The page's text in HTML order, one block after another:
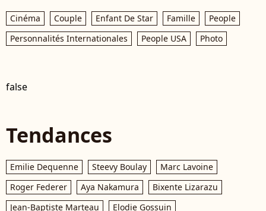
Cinéma Couple Enfant De Star Famille
People
Personnalités Internationales
People USA Photo
false
Tendances
Emilie Dequenne Steevy Boulay
Marc Lavoine
Roger Federer
Aya Nakamura
Bixente Lizarazu
Jean-Baptiste Marteau
Elodie Gossuin